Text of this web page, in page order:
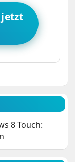
8 Touch: